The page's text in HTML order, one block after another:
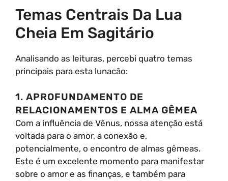
Temas Centrais Da Lua
Cheia Em Sagitário
Analisando as leituras, percebi quatro temas
principais para esta lunacão:
1. APROFUNDAMENTO DE
RELACIONAMENTOS E ALMA GÊMEA
Com a influência de Vênus, nossa atenção está
voltada para o amor, a conexão e,
potencialmente, o encontro de almas gêmeas.
Este é um excelente momento para manifestar
sobre o amor e as finanças, e também para